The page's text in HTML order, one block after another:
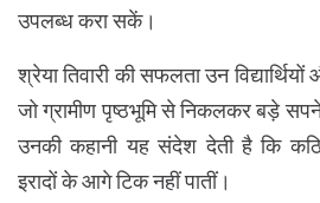
उपलब्ध करा सकें।
श्रेय‍ा तिवारी की सफलता उन
जो ग्रामीण पृष्ठभूमि से निकलकर बड़े
उनकी कहानी यह संदेश देती है कि
इरादों के आगे टिक नहीं पातीं।